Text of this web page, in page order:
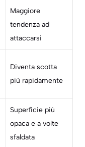
Maggiore
tendenza ad
attaccarsi
Diventa scotta
più rapidamente
Superficie più
opaca e a volte
sfaldata